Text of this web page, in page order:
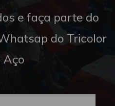
e faça parte do
do Tricolor
Aço